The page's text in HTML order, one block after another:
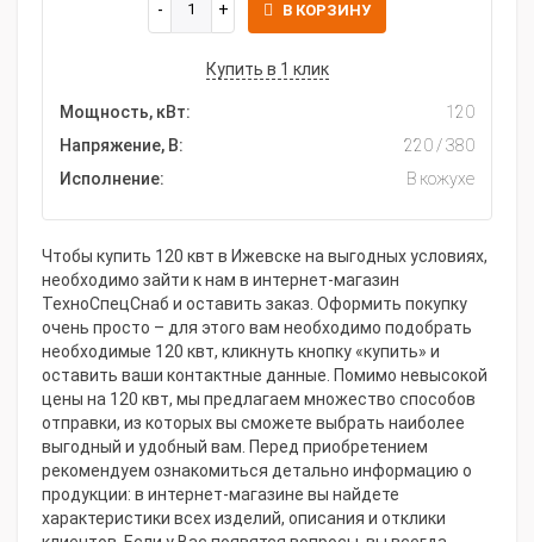
В КОРЗИНУ
Купить в 1 клик
Мощность, кВт:
120
Напряжение, В:
220 / 380
Исполнение:
В кожухе
Чтобы купить 120 квт в Ижевске на выгодных условиях,
необходимо зайти к нам в интернет-магазин
ТехноСпецСнаб и оставить заказ. Оформить покупку
очень просто – для этого вам необходимо подобрать
необходимые 120 квт, кликнуть кнопку «купить» и
оставить ваши контактные данные. Помимо невысокой
цены на 120 квт, мы предлагаем множество способов
отправки, из которых вы сможете выбрать наиболее
выгодный и удобный вам. Перед приобретением
рекомендуем ознакомиться детально информацию о
продукции: в интернет-магазине вы найдете
характеристики всех изделий, описания и отклики